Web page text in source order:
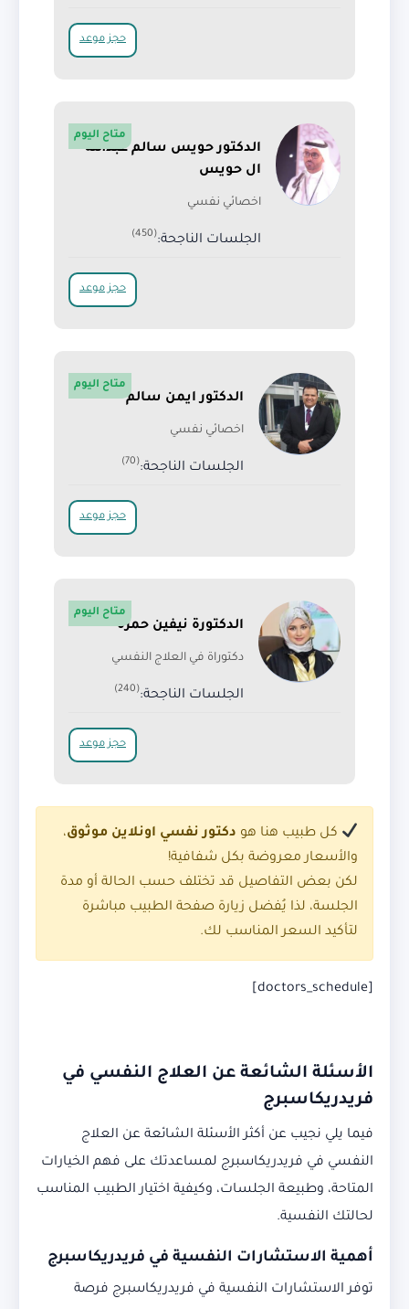
حجز موعد
الدكتور حويس سالم عبدالله
ال حويس
اخصائي نفسي
الجلسات الناجحة:(450)
متاح اليوم
حجز موعد
الدكتور ايمن سالم
اخصائي نفسي
الجلسات الناجحة:(70)
متاح اليوم
حجز موعد
الدكتورة نيفين حمزة
دكتوراة في العلاج النفسي
الجلسات الناجحة:(240)
متاح اليوم
حجز موعد
كل طبيب هنا هو دكتور نفسي اونلاين موثوق،
والأسعار معروضة بكل شفافية!
لكن بعض التفاصيل قد تختلف حسب الحالة أو مدة
الجلسة، لذا يُفضل زيارة صفحة الطبيب مباشرة
لتأكيد السعر المناسب لك.
[doctors_schedule]
الأسئلة الشائعة عن العلاج النفسي في
فريدريكاسبرج
فيما يلي نجيب عن أكثر الأسئلة الشائعة عن العلاج
النفسي في فريدريكاسبرج لمساعدتك على فهم الخيارات
المتاحة، وطبيعة الجلسات، وكيفية اختيار الطبيب المناسب
لحالتك النفسية.
أهمية الاستشارات النفسية في فريدريكاسبرج
توفر الاستشارات النفسية في فريدريكاسبرج فرصة